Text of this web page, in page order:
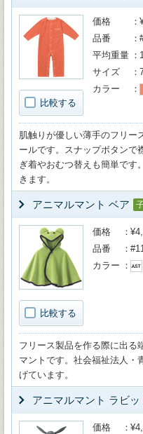
比較する
価格
品番
平均重量
サイズ
カラー
肌触りが優しい薄手のフリー
ールです。スナップボタンで
ぎ着やおむつ替えも簡単です
きます。
アニマルマント ベア
比較する
価格
品番
カラー
フリース製品を作る際に出る
マントです。社会福祉法人・
げています。
アニマルマント ラビッ
価格